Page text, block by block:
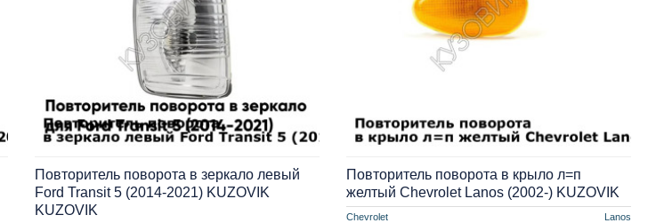
Повторитель поворота в зеркало левый
Ford Transit 5 (2014-2021) KUZOVIK
KUZOVIK
Chevrolet Lanos
Повторитель поворота в крыло л=п
желтый Chevrolet Lanos (2002-) KUZOVIK